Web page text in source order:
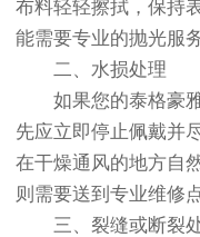
布料轻轻擦拭，保持
能需要专业的抛光服
二、水损处理
如果您的泰格豪雅
先应立即停止佩戴并
在干燥通风的地方自
则需要送到专业维修
三、裂缝或断裂